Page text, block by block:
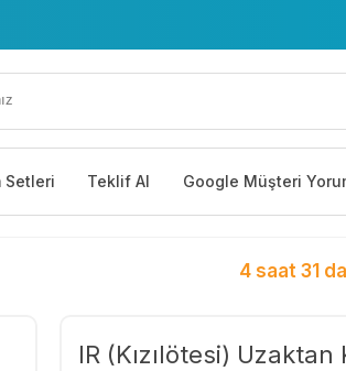
Setleri Teklif Al Google Müşteri
4 saat 31
IR (Kızılötesi)